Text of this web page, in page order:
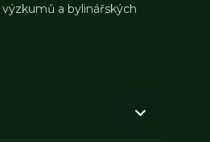
a bylinářských